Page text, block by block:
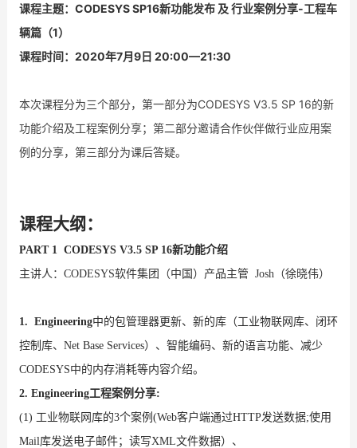
课程主题：CODESYS SP16新功能发布 及 行业案例分享-工程车
辆篇（1）
课程时间：2020年7月9日 20:00—21:30
本次课程分为三个部分，第一部分为CODESYS V3.5 SP 16的新
功能介绍及工程案例分享； 第二部分邀请合作伙伴做行业应用案
例的分享，第三部分为课后答疑。
课程大纲：
PART 1 CODESYS V3.5 SP 16新功能介绍
主讲人： CODESYS软件集团（中国）产品主管 Josh（徐晓伟）
1. Engineering中的包管理器更新、新的库（工业物联网库、闭环
控制库、 Net Base Services）、智能编码、新的语言功能、减少
CODESYS中的内存消耗等内容介绍。
2. Engineering工程案例分享:
(1) 工业物联网库的3个案例(Web客户端通过HTTP发送数据;使用
Mail库发送电子邮件；读写XML文件数据）、